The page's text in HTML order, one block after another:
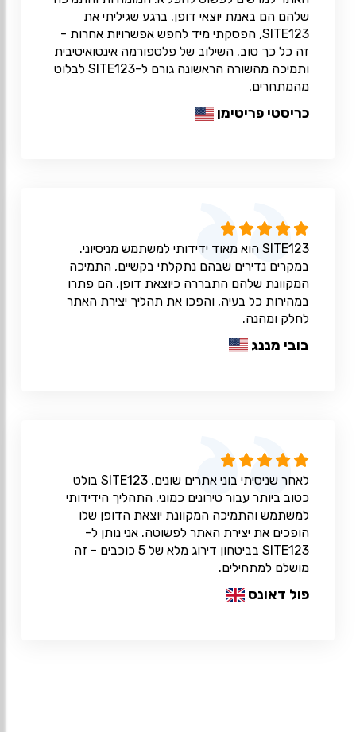
שלהם הם באמת יוצאי דופן. ברגע שגיליתי את
SITE123, הפסקתי מיד לחפש אפשרויות אחרות -
זה כל כך טוב. השילוב של פלטפורמה אינטואיטיבית
ותמיכה מהשורה הראשונה גורם ל-SITE123 לבלוט
מהמתחרים.
כריסטי פריטימן
SITE123 הוא מאוד ידידותי למשתמש מניסיוני.
במקרים נדירים שבהם נתקלתי בקשיים, התמיכה
המקוונת שלהם התבררה כיוצאת דופן. הם פתרו
במהירות כל בעיה, והפכו את תהליך יצירת האתר
לחלק ומהנה.
בובי מננג
לאחר שניסיתי בוני אתרים שונים, SITE123 בולט
כטוב ביותר עבור טירונים כמוני. התהליך הידידותי
למשתמש והתמיכה המקוונת יוצאת הדופן שלו
הופכים את יצירת האתר לפשוטה. אני נותן ל-
SITE123 בביטחון דירוג מלא של 5 כוכבים - זה
מושלם למתחילים.
פול דאונס